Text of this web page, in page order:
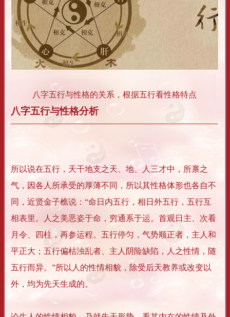
八字五行与性格的关系，根据五行看性格特点
八字五行与性格分析
所以说在五行，天干地支之天、地、人三才中，所禀之
气，因各人所承受的厚薄不同，所以其性格体形也各自不
同，近贤金子樵说：“命日内五行，相日外五行，五行互
相表里。人之美恶姿于命，穷通系于运。首观日主、次看
月令、四柱，再参运程。五行停匀，气势顺正者，主人和
平正大；五行偏枯浊乱者、主人阴险缺陷，人之性情，随
五行而异。”所以人的性情相貌，除受后天教养或改变以
外，均为先天生成的。